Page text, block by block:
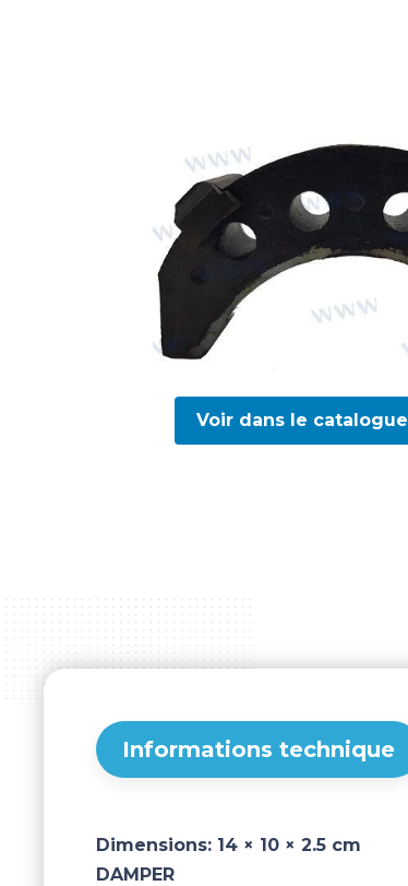
Voir dans le catalogue
Informations technique
Dimensions: 14 × 10 × 2.5 cm
DAMPER